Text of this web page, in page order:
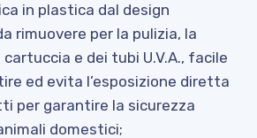
in plastica dal design
rimuovere per la pulizia, la
e dei tubi U.V.A., facile
ed evita l’esposizione diretta
per garantire la sicurezza
domestici;